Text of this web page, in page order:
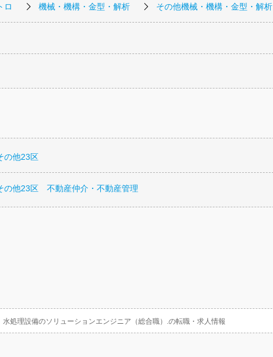
ロ 機械・機構・金型・解析 その他機械・機構・金型・解析
の他23区
他23区 不動産仲介・不動産管理
水処理設備のソリューションエンジニア（総合職）.の転職・求人情報